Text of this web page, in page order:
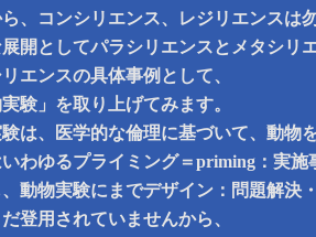
、コンシリエンス、レジリエンスは
開としてパラシリエンスとメタシリ
エンスの具体事例として、
実験」を取り上げてみます。
は、医学的な倫理に基づいて、動物
いわゆるプライミング＝priming：実
、動物実験にまでデザイン：問題解決
登用されていませんから、